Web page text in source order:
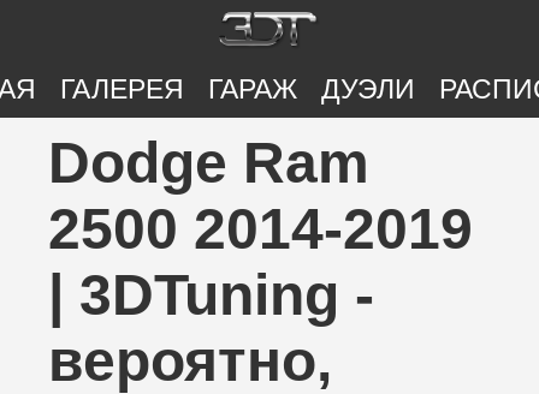
ГАЛЕРЕЯ ГАРАЖ ДУЭЛИ
Dodge Ram
2500 2014-2019
| 3DTuning -
вероятно,